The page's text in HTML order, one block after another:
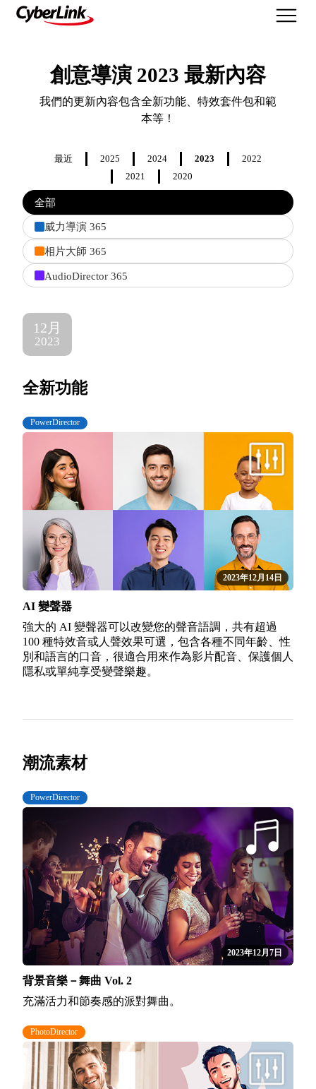
創意導演 2023 最新內容
我們的更新內容包含全新功能、特效套件包和範
本等！
最近 2025 2024 2023
2022
2021
2020
Filter
features
by
product
全部
威力導演 365
相片大師 365
AudioDirector 365
12月
2023
全新功能
PowerDirector
2023年12月14日
AI 變聲器
強大的 AI 變聲器可以改變您的聲音語調，共有超過
100 種特效音或人聲效果可選，包含各種不同年齡、性
別和語言的口音，很適合用來作為影片配音、保護個人
隱私或單純享受變聲樂趣。
潮流素材
PowerDirector
2023年12月7日
背景音樂－舞曲 Vol. 2
充滿活力和節奏感的派對舞曲。
PhotoDirector